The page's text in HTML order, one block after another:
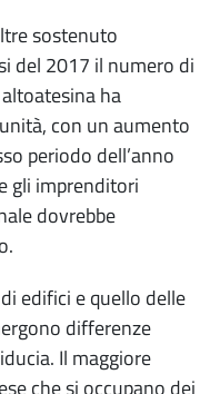
sostenuto
del 2017 il numero di
ha
con un aumento
periodo dell’anno
gli imprenditori
dovrebbe
edifici e quello delle
differenze
Il maggiore